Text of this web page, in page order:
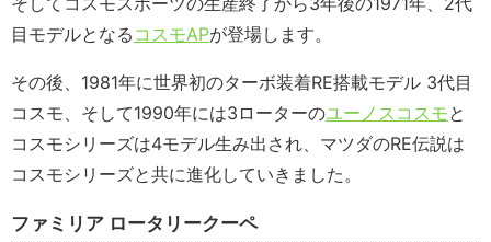
目モデルとなる コスモAPが登場します。
その後、1981年に世界初のターボ装着RE搭載モデル 3代目
コスモ、そして1990年には3ローターのユーノスコスモと
コスモシリーズは4モデル生み出され、マツダのRE伝説は
コスモシリーズと共に進化していきました。
ファミリア ロータリークーペ